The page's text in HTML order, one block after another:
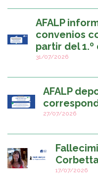
AFALP
convenios
partir del
31/07/2026
AFALP
27/07/2026
17/07/2026